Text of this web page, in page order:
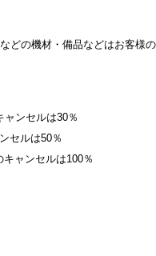
どの機材・備品などはお客様の
ャンセルは30％
セルは50％
ャンセルは100％